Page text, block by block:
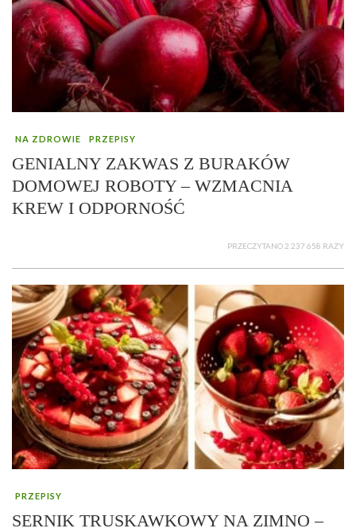
NA ZDROWIE PRZEPISY
GENIALNY ZAKWAS Z BURAKÓW
DOMOWEJ ROBOTY – WZMACNIA
KREW I ODPORNOŚĆ
PRZECZYTANO 2 237 658 RAZY
PRZEPISY
SERNIK TRUSKAWKOWY NA ZIMNO –